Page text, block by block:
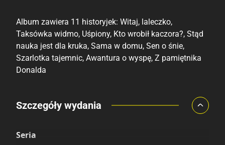
Album zawiera 11 historyjek: Witaj, laleczko,
Taksówka widmo, Uśpiony, Kto wrobił kaczora?, Stąd
nauka jest dla kruka, Sama w domu, Sen o śnie,
Szarlotka tajemnic, Awantura o wyspę, Z pamiętnika
Donalda
Porównaj ceny
Szczegóły wydania
Seria